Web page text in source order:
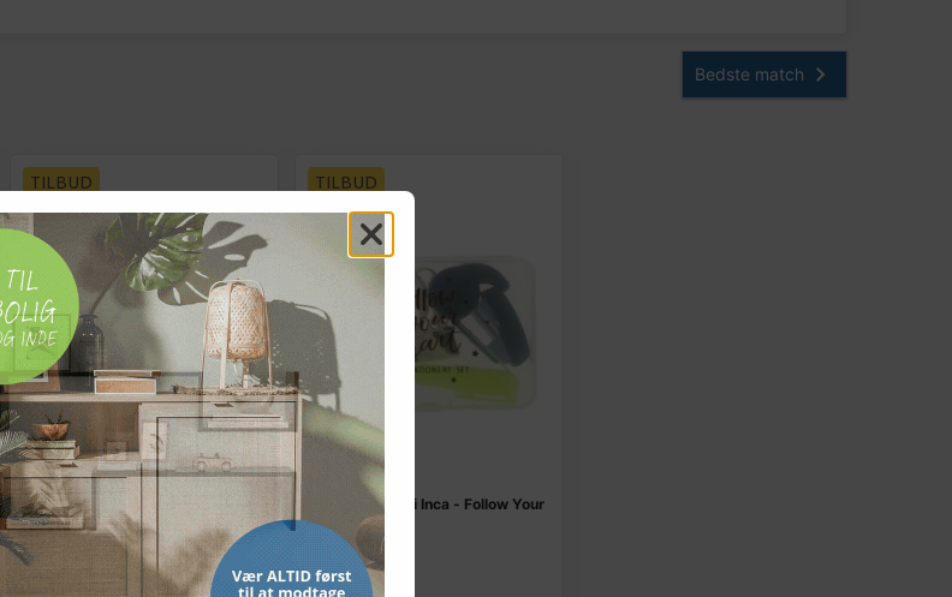
TILBUD
FABRISA
Karton A4 multifarvet - Fabrisa,
50 ark (10 pakker)
TILBUD
Kontorsæt mini Inca - Follow Your
Heart, 6 dele